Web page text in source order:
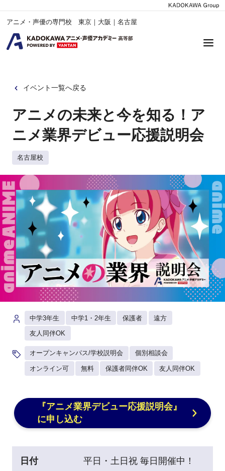
アニメ・声優の専門校 東京｜大阪｜名古屋
イベント一覧へ戻る
アニメの未来と今を知る！ア
ニメ業界デビュー応援説明会
名古屋校
中学3年生 中学1・2年生 保護者 遠方
友人同伴OK
オープンキャンパス/学校説明会 個別相談会
オンライン可 無料 保護者同伴OK 友人同伴OK
『アニメ業界デビュー応援説明会』
に申し込む
日付
平日・土日祝 毎日開催中！